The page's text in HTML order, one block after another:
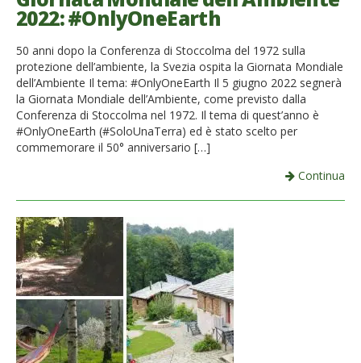
2022: #OnlyOneEarth
50 anni dopo la Conferenza di Stoccolma del 1972 sulla
protezione dell’ambiente, la Svezia ospita la Giornata Mondiale
dell’Ambiente Il tema: #OnlyOneEarth Il 5 giugno 2022 segnerà
la Giornata Mondiale dell’Ambiente, come previsto dalla
Conferenza di Stoccolma nel 1972. Il tema di quest’anno è
#OnlyOneEarth (#SoloUnaTerra) ed è stato scelto per
commemorare il 50° anniversario […]
Continua